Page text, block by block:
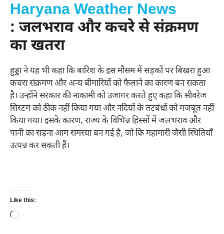
Haryana Weather News
: जलभराव और कचरे से संक्रमण
का खतरा
हुड्डा ने यह भी कहा कि बारिश के इस मौसम में सड़कों पर बिखरा हुआ
कचरा संक्रमण और अन्य बीमारियों को फैलाने का कारण बन सकता
है। उन्होंने सरकार की नाकामी को उजागर करते हुए कहा कि सीवरेज
सिस्टम को ठीक नहीं किया गया और नदियों के तटबंधों को मजबूत नहीं
किया गया। इसके कारण, राज्य के विभिन्न हिस्सों में जलभराव और
पानी का सड़ना आम समस्या बन गई है, जो कि महामारी जैसी स्थितियाँ
उत्पन्न कर सकती हैं।
Like this:
Loading…